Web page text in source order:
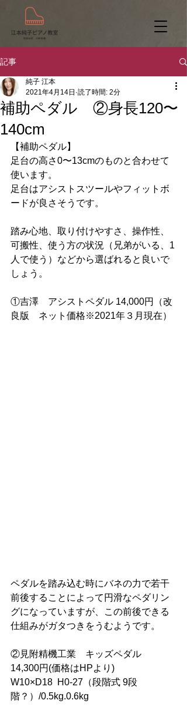
記事
補助ペダル ②身長120〜
140cm
純子 江本
2021年4月14日 読了時間: 2分
【補助ペダル】
足台の高さ0〜13cmのものと合わせて
使います。
足台はアシストスツールやフィットボ
ードが良さそうです。
踏み心地、取り付けやすさ、操作性、
可搬性、使う方の状況（兄弟がいる、1
人で使う）などから選ばれると良いで
しょう。
①吉澤　アシストペダル 14,000円（改
良版　ネット価格※2021年３月現在）
ペダルを踏み込む時にバネの力で若干
前後することによって円滑なペダリン
グになっていますが、この前後できる
仕組みがガタつきをうむようです。
②見附精機工業　キッズペダル
14,300円(価格はHPより)
W10×D18  H0-27（段階式 9段
階？）/0.5kg.0.6kg